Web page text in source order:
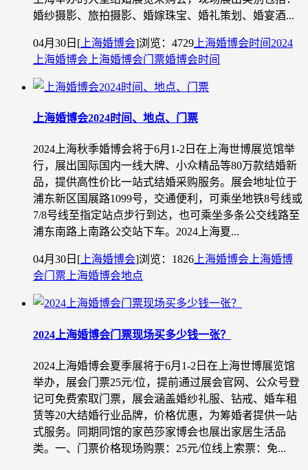
婚纱摄影、旅拍摄影、婚嫁珠宝、婚礼策划、婚宴酒...
04月30日 [ 上海婚博会]浏览：4729 上海婚博会时间 2024
上海婚博会 上海婚博会门票婚博会时间
上海婚博会2024时间、地点、门票
2024上海秋季婚博会将于6月1-2日在上海世博展览馆举
行，展出国际国内一线大牌、小众精品等80万款结婚新
品，提供高性价比一站式结婚采购服务。展会地址位于
浦东新区国展路1099号，交通便利，可乘坐地铁8号线或
7/8号线至指定站点步行到达，也可乘坐多条公交线路至
浦东南路上南路公交站下车。2024上海夏...
04月30日 [ 上海婚博会]浏览：1826 上海婚博会 上海婚博
会门票 上海婚博会地点
2024上海婚博会门票现场买多少钱一张？
2024上海婚博会夏季展将于6月1-2日在上海世博展览馆
举办，展会门票25元/位，提前通过展会官网、公众号登
记可免费索取门票，展会涵盖婚纱礼服、钻戒、婚车租
赁等20大结婚行业品牌，价格优惠，为筹婚者提供一站
式服务。同期同馆的家芭莎家博会也展出家居生活品
类。一、门票价格现场购票：25元/位线上索票：免...